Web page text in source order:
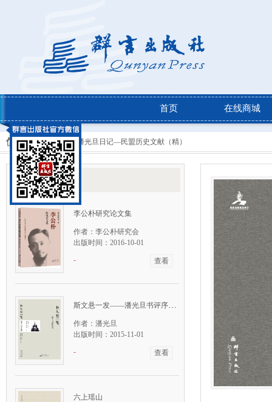
首页 在线商城
当前位置：图书 > 潘光旦日记—民盟历史文献（精）
相关图书
李公朴研究论文集
作者：李公朴研究会
出版时间：2016-10-01
-
查看
斯文悬一发——潘光旦书评序跋集
作者：潘光旦
出版时间：2015-11-01
-
查看
六上瑶山